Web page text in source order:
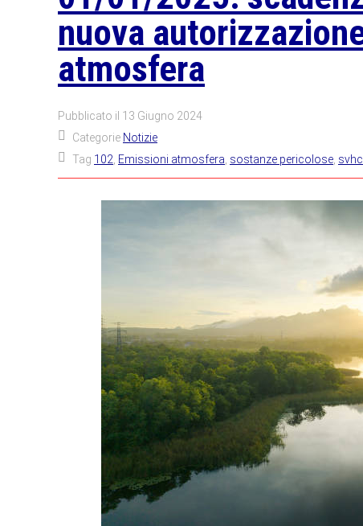
nuova
atmosfera
Pubblicato il 13 Giugno 2024
Categorie Notizie
Tag 102 Emissioni atmosfera sostanze pericolose svhc